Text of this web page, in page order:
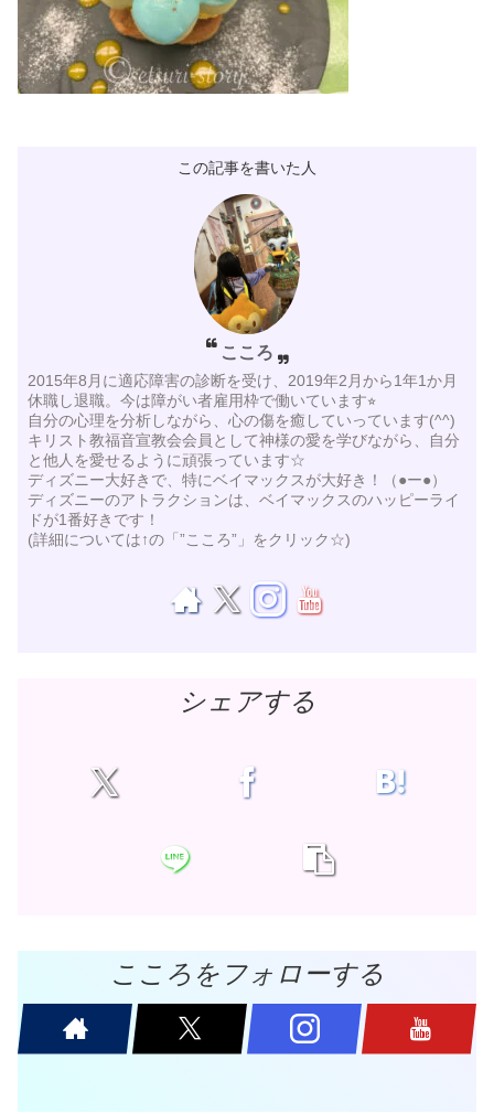
この記事を書いた人
こころ
2015年8月に適応障害の診断を受け、2019年2月から1年1か月
休職し退職。今は障がい者雇用枠で働いています⭐︎
自分の心理を分析しながら、心の傷を癒していっています(^^)
キリスト教福音宣教会会員として神様の愛を学びながら、自分
と他人を愛せるように頑張っています☆
ディズニー大好きで、特にベイマックスが大好き！（●ー●）
ディズニーのアトラクションは、ベイマックスのハッピーライ
ドが1番好きです！
(詳細については↑の「”こころ”」をクリック☆)
シェアする
こころをフォローする